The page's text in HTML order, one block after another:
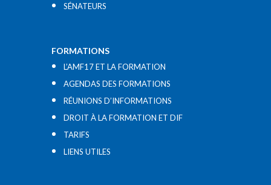
SÉNATEURS
FORMATIONS
L’AMF17 ET LA FORMATION
AGENDAS DES FORMATIONS
RÉUNIONS D’INFORMATIONS
DROIT À LA FORMATION ET DIF
TARIFS
LIENS UTILES​